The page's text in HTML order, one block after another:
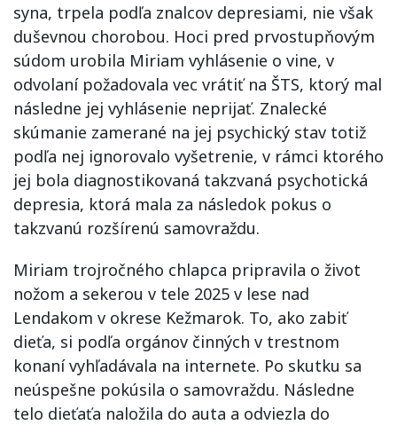
syna, trpela podľa znalcov depresiami, nie však
duševnou chorobou. Hoci pred prvostupňovým
súdom urobila Miriam vyhlásenie o vine, v
odvolaní požadovala vec vrátiť na ŠTS, ktorý mal
následne jej vyhlásenie neprijať. Znalecké
skúmanie zamerané na jej psychický stav totiž
podľa nej ignorovalo vyšetrenie, v rámci ktorého
jej bola diagnostikovaná takzvaná psychotická
depresia, ktorá mala za následok pokus o
takzvanú rozšírenú samovraždu.
Miriam trojročného chlapca pripravila o život
nožom a sekerou v tele 2025 v lese nad
Lendakom v okrese Kežmarok. To, ako zabiť
dieťa, si podľa orgánov činných v trestnom
konaní vyhľadávala na internete. Po skutku sa
neúspešne pokúsila o samovraždu. Následne
telo dieťaťa naložila do auta a odviezla do